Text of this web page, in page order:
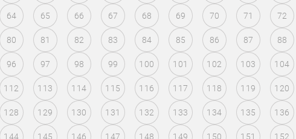
64 65 66 67 68 69 70 71 72
80 81 82 83 84 85 86 87 88
96 97 98 99 100 101 102 103 104
112 113 114 115 116 117 118 119 120
128 129 130 131 132 133 134 135 136
144 145 146 147 148 149 150 151 152